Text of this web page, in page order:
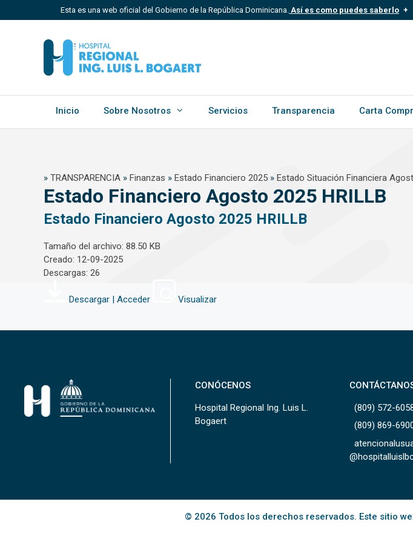
al
Esta es una web oficial del Gobierno de la República Dominicana. Así es como puedes saberlo
Un sitio .gob.do, .gov.do o .mil.do significa que pertenece a una organización oficial del
Estado dominicano.
Inicio Sobre Nosotros Servicios Transparencia Carta
» TRANSPARENCIA » Finanzas » Estado Financiero 2025 » Estado Situación Financiera
Estado Financiero Agosto 2025 HRILLB
Estado Financiero Agosto 2025 HRILLB
Tamaño del archivo: 88.50 KB
Creado: 12-09-2025
Descargas: 26
Descargar | Acceder Visualizar
CONÓCENOS
Hospital Regional Ing. Luis L.
Bogaert
(809) 572-
(809) 869-
© 2026 Todos los derechos reservados. Este sitio